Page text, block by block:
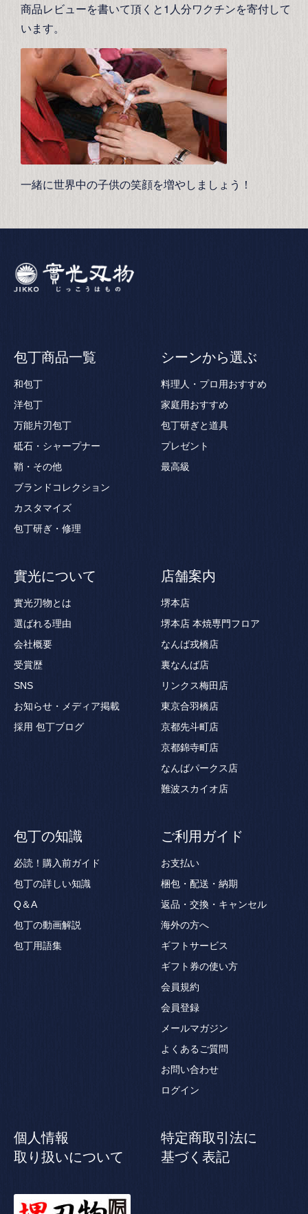
商品レビューを書いて頂くと1人分ワクチンを寄付して
います。
一緒に世界中の子供の笑顔を増やしましょう！
包丁商品一覧
和包丁
洋包丁
万能片刃包丁
砥石・シャープナー
鞘・その他
ブランドコレクション
カスタマイズ
包丁研ぎ・修理
シーンから選ぶ
料理人・プロ用おすすめ
家庭用おすすめ
包丁研ぎと道具
プレゼント
最高級
實光について
實光刃物とは
選ばれる理由
会社概要
受賞歴
SNS
お知らせ・メディア掲載
採用 包丁ブログ
店舗案内
堺本店
堺本店 本焼専門フロア
なんば戎橋店
裏なんば店
リンクス梅田店
東京合羽橋店
京都先斗町店
京都錦寺町店
なんばパークス店
難波スカイオ店
包丁の知識
必読！購入前ガイド
包丁の詳しい知識
Q＆A
包丁の動画解説
包丁用語集
ご利用ガイド
お支払い
梱包・配送・納期
返品・交換・キャンセル
海外の方へ
ギフトサービス
ギフト券の使い方
会員規約
会員登録
メールマガジン
よくあるご質問
お問い合わせ
ログイン
個人情報
取り扱いについて
特定商取引法に
基づく表記